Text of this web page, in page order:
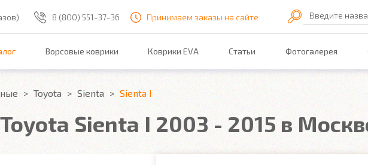
8 (800) 551-37-36 Принимаем заказы на сайте Введите
Ворсовые коврики Коврики EVA Статьи Фотогалерея
Toyota Sienta Sienta I
Sienta I 2003 - 2015 в